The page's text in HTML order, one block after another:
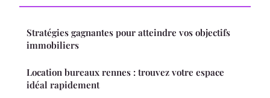
Stratégies gagnantes pour atteindre vos objectifs
immobiliers
Location bureaux rennes : trouvez votre espace
idéal rapidement